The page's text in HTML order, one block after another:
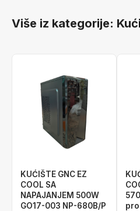
Više iz kategorije:
KUĆIŠTE GNC EZ
COOL SA
NAPAJANJEM 500W
GO17-003 NP-680B/P